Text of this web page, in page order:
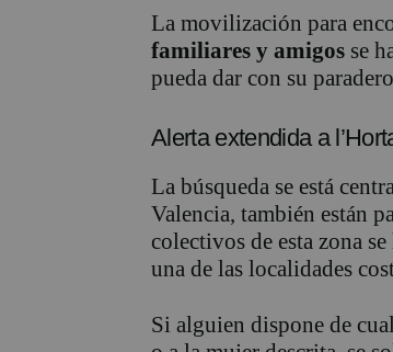
La movilización para
familiares y amigos se
pueda dar con su
Alerta extendida a
La búsqueda se está
Valencia, también están
colectivos de esta zona
una de las localidades
Si alguien dispone de